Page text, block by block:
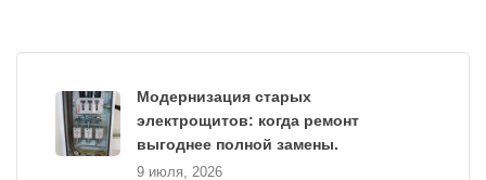
Модернизация старых
электрощитов: когда ремонт
выгоднее полной замены.
9 июля, 2026